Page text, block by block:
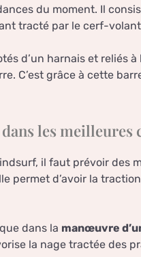
du moment. Il
tracté par le cerf-
d’un harnais et reliés à
C’est grâce à cette
les meilleures
il faut prévoir des
permet d’avoir la
dans la manœuvre
la nage tractée des